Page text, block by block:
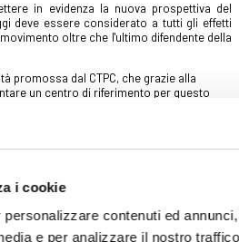
i cookie
contenuti ed
e per analizzare il nostro
in evidenza la nuova prospettiva del
deve essere considerato a tutti gli effetti
oltre che l'ultimo difendente della
promossa dal CTPC, che grazie alla
un centro di riferimento per questo
fin da gennaio stage personalizzati
di calcio.